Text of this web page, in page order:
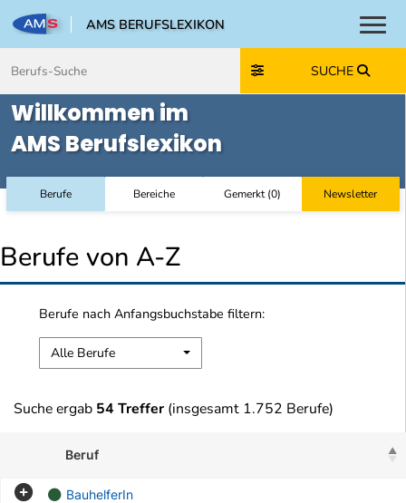
AMS BERUFSLEXIKON
SUCHE
Willkommen im
AMS Berufslexikon
Berufe Bereiche Gemerkt(0) Newsletter
Berufe von A-Z
Berufe nach Anfangsbuchstabe filtern:
Alle Berufe
Suche ergab 54 Treffer (insgesamt 1.752 Berufe)
Beruf
BauhelferIn